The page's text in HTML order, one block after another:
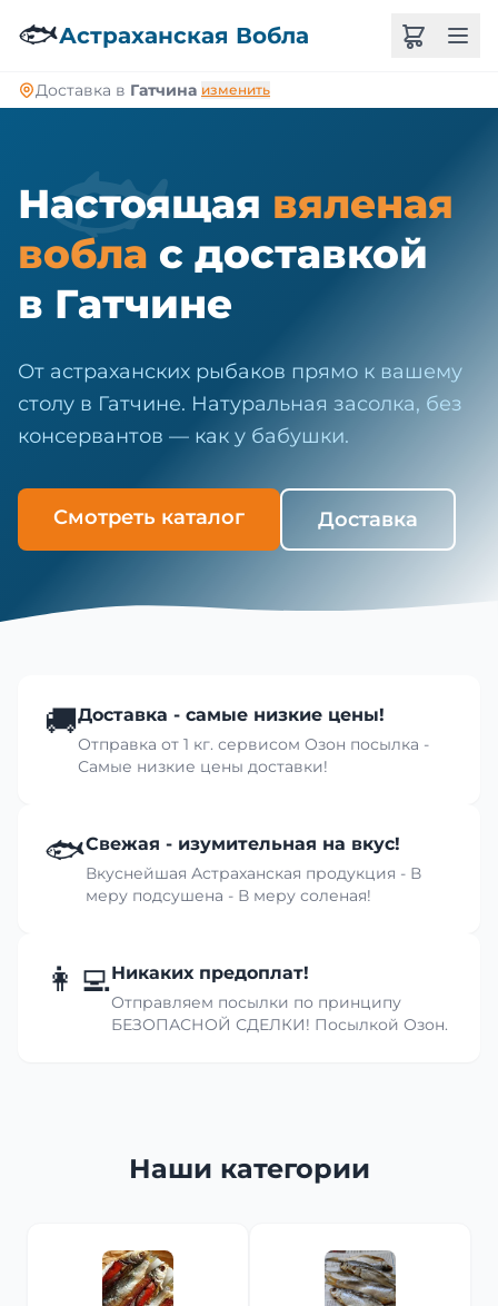
🐟Астраханская Вобла
Доставка в Гатчина изменить
🐟
Настоящая вяленая
вобла с доставкой
в Гатчине
От астраханских рыбаков прямо к вашему
столу в Гатчине. Натуральная засолка, без
консервантов — как у бабушки.
Смотреть каталог Доставка
🚚Доставка - самые низкие цены!
Отправка от 1 кг. сервисом Озон посылка -
Самые низкие цены доставки!
🐟Свежая - изумительная на вкус!
Вкуснейшая Астраханская продукция - В
меру подсушена - В меру соленая!
👩‍💻Никаких предоплат!
Отправляем посылки по принципу
БЕЗОПАСНОЙ СДЕЛКИ! Посылкой Озон.
Наши категории